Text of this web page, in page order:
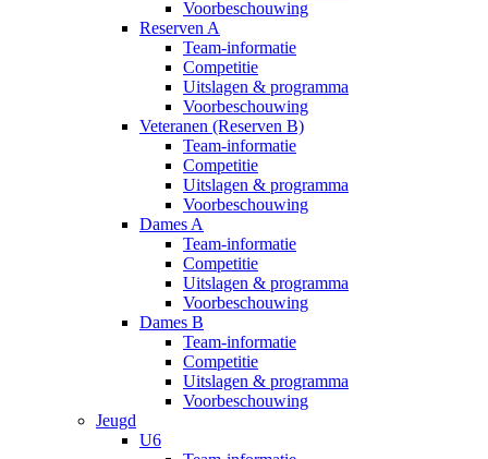
Voorbeschouwing
Reserven A
Team-informatie
Competitie
Uitslagen & programma
Voorbeschouwing
Veteranen (Reserven B)
Team-informatie
Competitie
Uitslagen & programma
Voorbeschouwing
Dames A
Team-informatie
Competitie
Uitslagen & programma
Voorbeschouwing
Dames B
Team-informatie
Competitie
Uitslagen & programma
Voorbeschouwing
Jeugd
U6